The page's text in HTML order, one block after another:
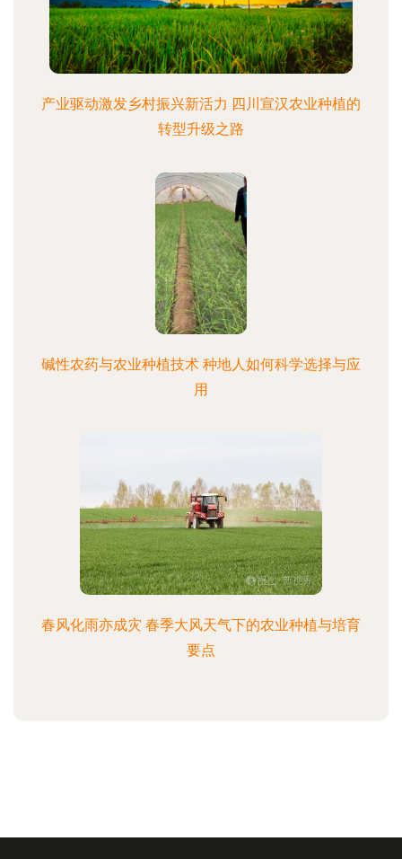
产业驱动激发乡村振兴新活力 四川宣汉农业种植的
转型升级之路
碱性农药与农业种植技术 种地人如何科学选择与应
用
春风化雨亦成灾 春季大风天气下的农业种植与培育
要点